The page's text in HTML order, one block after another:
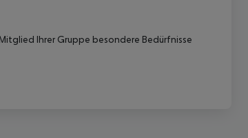
Ihrer Gruppe besondere Bedürfnisse